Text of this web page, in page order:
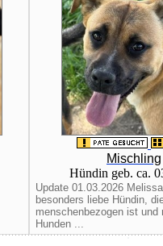
Mischling
Hündin geb. ca.
Update 01.03.2026
besonders liebe Hündin,
menschenbezogen ist und
Hunden ...